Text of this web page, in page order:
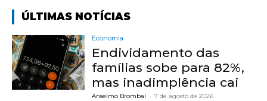
ÚLTIMAS NOTÍCIAS
Economia
Endividamento das
famílias sobe para 82%,
mas inadimplência cai
Anselmo Brombal - 7 de agosto de 2026